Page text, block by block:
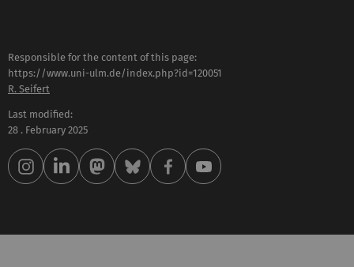
Responsible for the content of this page:
https://www.uni-ulm.de/index.php?id=120051
R. Seifert
Last modified:
28 . February 2025